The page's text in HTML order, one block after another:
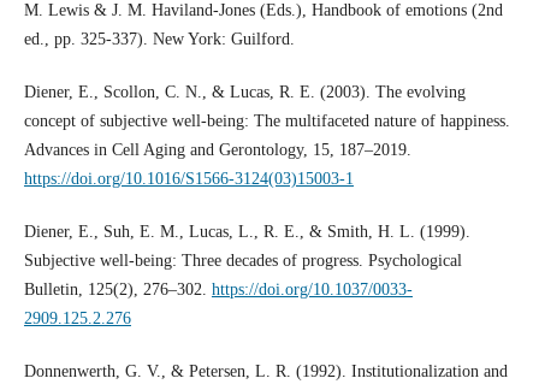
M. Lewis & J. M. Haviland-Jones (Eds.), Handbook of emotions (2nd
ed., pp. 325-337). New York: Guilford.
Diener, E., Scollon, C. N., & Lucas, R. E. (2003). The evolving
concept of subjective well-being: The multifaceted nature of happiness.
Advances in Cell Aging and Gerontology, 15, 187–2019.
https://doi.org/10.1016/S1566-3124(03)15003-1
Diener, E., Suh, E. M., Lucas, L., R. E., & Smith, H. L. (1999).
Subjective well-being: Three decades of progress. Psychological
Bulletin, 125(2), 276–302. https://doi.org/10.1037/0033-
2909.125.2.276
Donnenwerth, G. V., & Petersen, L. R. (1992). Institutionalization and